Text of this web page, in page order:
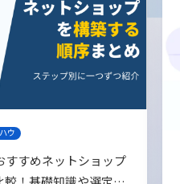
ウ
すすめネットショップ